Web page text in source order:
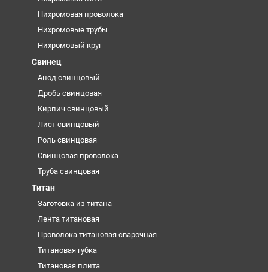
Нихромовая проволока
Нихромовые трубы
Нихромовый круг
Свинец
Анод свинцовый
Дробь свинцовая
Кирпич свинцовый
Лист свинцовый
Роль свинцовая
Свинцовая проволока
Труба свинцовая
Титан
Заготовка из титана
Лента титановая
Проволока титановая сварочная
Титановая губка
Титановая плита